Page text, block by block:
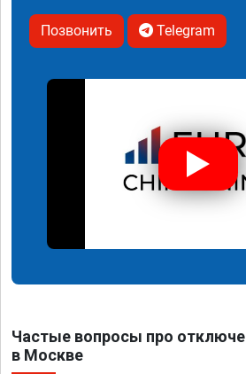
Позвонить Telegram
Частые вопросы про
в Москве